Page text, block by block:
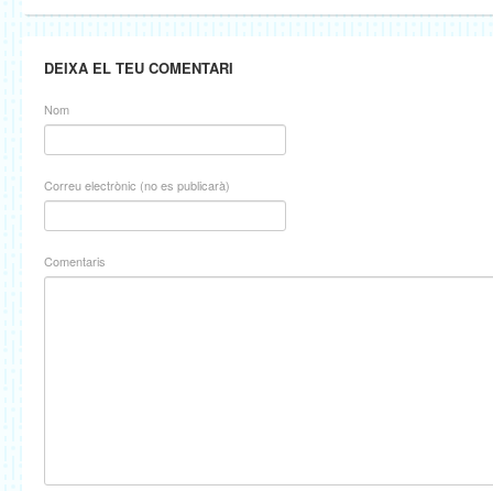
DEIXA EL TEU COMENTARI
Nom
Correu electrònic (no es publicarà)
Comentaris